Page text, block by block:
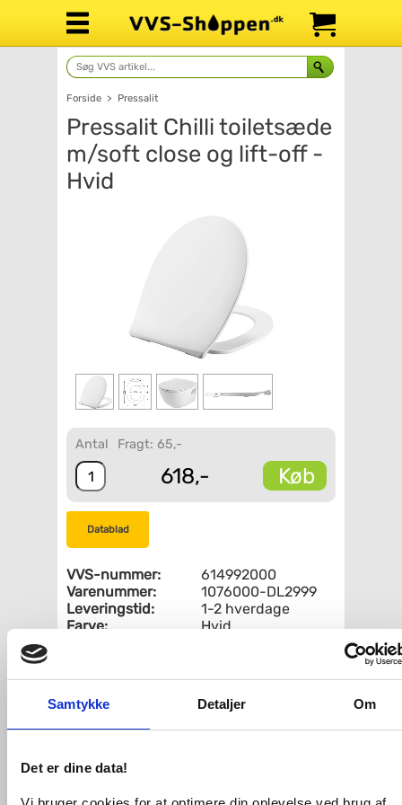
Samtykke Detaljer Om
Det er dine data!
Forside > Pressalit
Pressalit Chilli toiletsæde
m/soft close og lift-off -
Hvid
Antal Fragt: 65,-
618,- Køb
Datablad
VVS-nummer:
614992000
Varenummer:
1076000-DL2999
Leveringstid:
1-2 hverdage
Farve:
Hvid
Quick release
afmontering):
Med quick release